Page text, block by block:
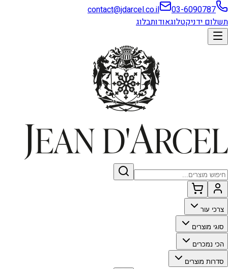
03-6090787
contact@jdarcel.co.il
תשלום ידניקטלוגאודותבלוג
צרכי עור
סוגי מוצרים
הכי נמכרים
סדרות מוצרים